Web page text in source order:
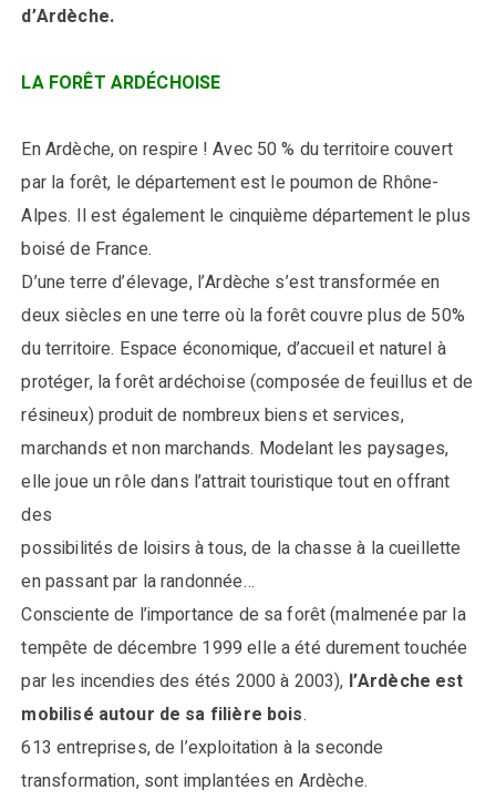
d’Ardèche.
LA FORÊT ARDÉCHOISE
En Ardèche, on respire ! Avec 50 % du territoire couvert
par la forêt, le département est le poumon de Rhône-
Alpes. Il est également le cinquième département le plus
boisé de France.
D’une terre d’élevage, l’Ardèche s’est transformée en
deux siècles en une terre où la forêt couvre plus de 50%
du territoire. Espace économique, d’accueil et naturel à
protéger, la forêt ardéchoise (composée de feuillus et de
résineux) produit de nombreux biens et services,
marchands et non marchands. Modelant les paysages,
elle joue un rôle dans l’attrait touristique tout en offrant
des
possibilités de loisirs à tous, de la chasse à la cueillette
en passant par la randonnée…
Consciente de l’importance de sa forêt (malmenée par la
tempête de décembre 1999 elle a été durement touchée
par les incendies des étés 2000 à 2003), l’Ardèche est
mobilisé autour de sa filière bois.
613 entreprises, de l’exploitation à la seconde
transformation, sont implantées en Ardèche.